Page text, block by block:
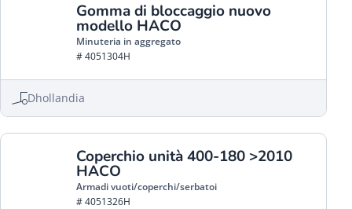
Gomma di bloccaggio nuovo
modello HACO
Minuteria in aggregato
# 4051304H
Dhollandia
Coperchio unità 400-180 >2010
HACO
Armadi vuoti/coperchi/serbatoi
# 4051326H